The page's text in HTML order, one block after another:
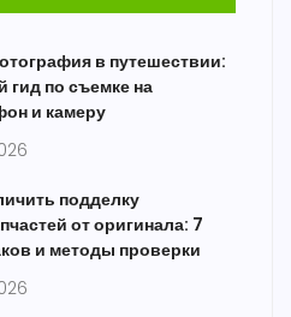
в путешествии:
гид по съемке на
и камеру
подделку
от оригинала: 7
и методы проверки